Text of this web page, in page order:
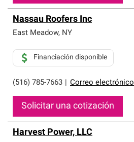
Nassau Roofers Inc
East Meadow, NY
(516) 785-7663 Correo electrónico
Financiación disponible
Solicitar una cotización
Harvest Power, LLC